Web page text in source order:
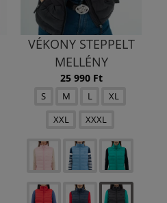
VÉKONY STEPPELT
MELLÉNY
25 990 Ft
S M L
XL
XXL
XXXL